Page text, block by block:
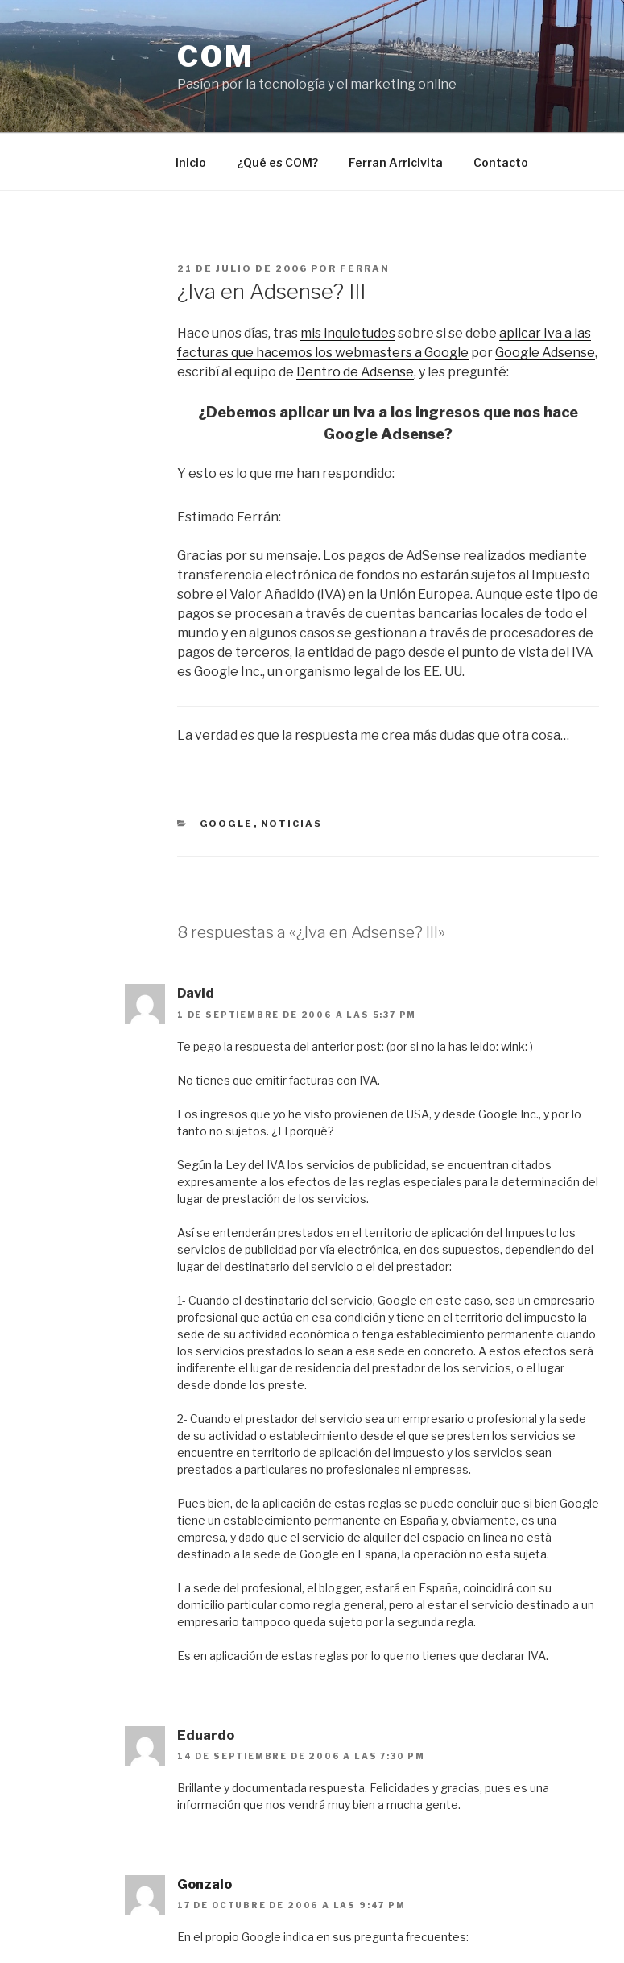
Saltar
al
contenido
COM
Pasíon por la tecnología y el marketing online
Inicio ¿Qué es COM? Ferran Arricivita Contacto
PUBLICADO
21 DE JULIO DE 2006 POR FERRAN
¿Iva en Adsense? III
Hace unos días, tras mis inquietudessobre si se debe aplicar Iva a las
facturas que hacemos los webmasters a Google porGoogle Adsense,
escribí al equipo de Dentro de Adsense, y les pregunté:
¿Debemos aplicar un Iva a los ingresos que nos hace
Google Adsense?
Y esto es lo que me han respondido:
Estimado Ferrán:
Gracias por su mensaje. Los pagos de AdSense realizados mediante
transferencia electrónica de fondos no estarán sujetos al Impuesto
sobre el Valor Añadido (IVA) en la Unión Europea. Aunque este tipo de
pagos se procesan a través de cuentas bancarias locales de todo el
mundo y en algunos casos se gestionan a través de procesadores de
pagos de terceros, la entidad de pago desde el punto de vista del IVA
es Google Inc., un organismo legal de los EE. UU.
La verdad es que la respuesta me crea más dudas que otra cosa…
CATEGORÍAS
GOOGLE , NOTICIAS
8 respuestas a «¿Iva en Adsense? III»
David
1 DE SEPTIEMBRE DE 2006 A LAS 5:37 PM
Te pego la respuesta del anterior post: (por si no la has leido: wink: )
No tienes que emitir facturas con IVA.
Los ingresos que yo he visto provienen de USA, y desde Google Inc., y por lo
tanto no sujetos. ¿El porqué?
Según la Ley del IVA los servicios de publicidad, se encuentran citados
expresamente a los efectos de las reglas especiales para la determinación del
lugar de prestación de los servicios.
Así se entenderán prestados en el territorio de aplicación del Impuesto los
servicios de publicidad por vía electrónica, en dos supuestos, dependiendo del
lugar del destinatario del servicio o el del prestador:
1- Cuando el destinatario del servicio, Google en este caso, sea un empresario
profesional que actúa en esa condición y tiene en el territorio del impuesto la
sede de su actividad económica o tenga establecimiento permanente cuando
los servicios prestados lo sean a esa sede en concreto. A estos efectos será
indiferente el lugar de residencia del prestador de los servicios, o el lugar
desde donde los preste.
2- Cuando el prestador del servicio sea un empresario o profesional y la sede
de su actividad o establecimiento desde el que se presten los servicios se
encuentre en territorio de aplicación del impuesto y los servicios sean
prestados a particulares no profesionales ni empresas.
Pues bien, de la aplicación de estas reglas se puede concluir que si bien Google
tiene un establecimiento permanente en España y, obviamente, es una
empresa, y dado que el servicio de alquiler del espacio en línea no está
destinado a la sede de Google en España, la operación no esta sujeta.
La sede del profesional, el blogger, estará en España, coincidirá con su
domicilio particular como regla general, pero al estar el servicio destinado a un
empresario tampoco queda sujeto por la segunda regla.
Es en aplicación de estas reglas por lo que no tienes que declarar IVA.
Eduardo
14 DE SEPTIEMBRE DE 2006 A LAS 7:30 PM
Brillante y documentada respuesta. Felicidades y gracias, pues es una
información que nos vendrá muy bien a mucha gente.
Gonzalo
17 DE OCTUBRE DE 2006 A LAS 9:47 PM
En el propio Google indica en sus pregunta frecuentes: